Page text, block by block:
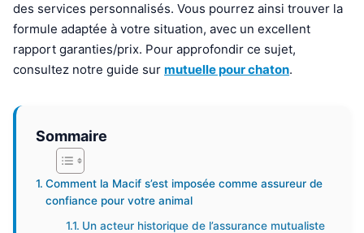
des services personnalisés. Vous pourrez ainsi trouver la
formule adaptée à votre situation, avec un excellent
rapport garanties/prix. Pour approfondir ce sujet,
consultez notre guide sur mutuelle pour chaton.
Sommaire
Comment la Macif s’est imposée comme assureur de
confiance pour votre animal
Un acteur historique de l’assurance mutualiste